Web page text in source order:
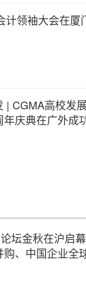
计领袖大会在厦
| CGMA高校发
庆典在广外成
坛金秋在沪启幕
、中国企业全